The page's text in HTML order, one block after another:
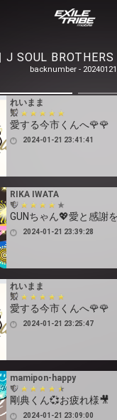
J SOUL
backnumber -
れいまま
愛する今市くんへ🌹🌹
2024-01-21 23:41:41
RIKA IWATA
GUNちゃん💖愛と感謝
2024-01-21 23:39:28
れいまま
愛する今市くんへ🌹🌹
2024-01-21 23:25:47
mamipon-happy
剛典くん💞お疲れ様🎥
2024-01-21 23:09:00